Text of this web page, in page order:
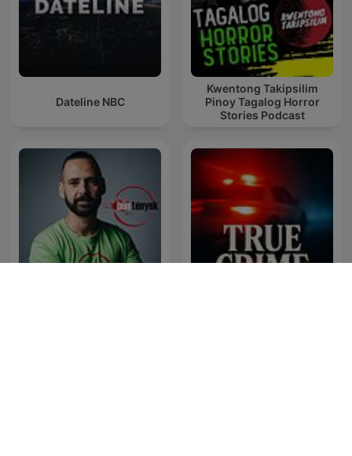
Dateline NBC
Kwentong Takipsilim
Pinoy Tagalog Horror
Stories Podcast